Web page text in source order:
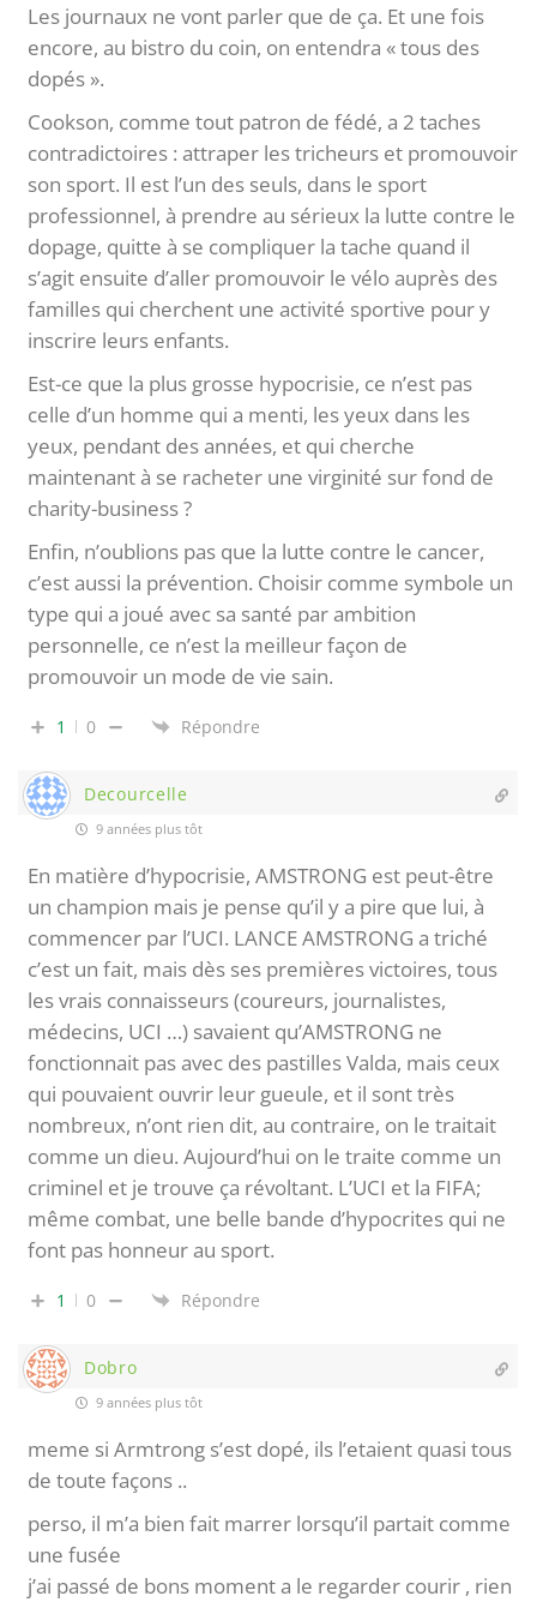
Les journaux ne vont parler que de ça. Et une fois
encore, au bistro du coin, on entendra « tous des
dopés ».
Cookson, comme tout patron de fédé, a 2 taches
contradictoires : attraper les tricheurs et promouvoir
son sport. Il est l’un des seuls, dans le sport
professionnel, à prendre au sérieux la lutte contre le
dopage, quitte à se compliquer la tache quand il
s’agit ensuite d’aller promouvoir le vélo auprès des
familles qui cherchent une activité sportive pour y
inscrire leurs enfants.
Est-ce que la plus grosse hypocrisie, ce n’est pas
celle d’un homme qui a menti, les yeux dans les
yeux, pendant des années, et qui cherche
maintenant à se racheter une virginité sur fond de
charity-business ?
Enfin, n’oublions pas que la lutte contre le cancer,
c’est aussi la prévention. Choisir comme symbole un
type qui a joué avec sa santé par ambition
personnelle, ce n’est la meilleur façon de
promouvoir un mode de vie sain.
1 0 Répondre
Decourcelle
9 années plus tôt
En matière d’hypocrisie, AMSTRONG est peut-être
un champion mais je pense qu’il y a pire que lui, à
commencer par l’UCI. LANCE AMSTRONG a triché
c’est un fait, mais dès ses premières victoires, tous
les vrais connaisseurs (coureurs, journalistes,
médecins, UCI …) savaient qu’AMSTRONG ne
fonctionnait pas avec des pastilles Valda, mais ceux
qui pouvaient ouvrir leur gueule, et il sont très
nombreux, n’ont rien dit, au contraire, on le traitait
comme un dieu. Aujourd’hui on le traite comme un
criminel et je trouve ça révoltant. L’UCI et la FIFA;
même combat, une belle bande d’hypocrites qui ne
font pas honneur au sport.
1 0 Répondre
Dobro
9 années plus tôt
meme si Armtrong s’est dopé, ils l’etaient quasi tous
de toute façons ..
perso, il m’a bien fait marrer lorsqu’il partait comme
une fusée
j’ai passé de bons moment a le regarder courir , rien